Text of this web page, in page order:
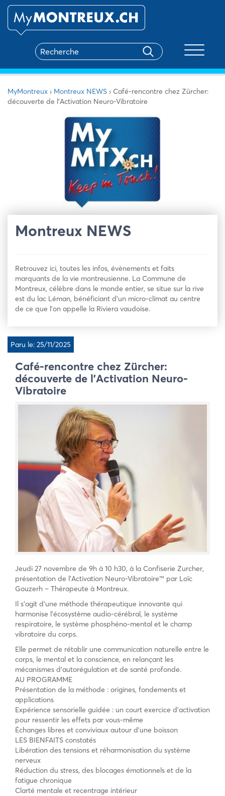
MyMontreux › Montreux NEWS › Café-rencontre chez Zürcher:
découverte de l’Activation Neuro-Vibratoire
Montreux NEWS
Retrouvez ici, toutes les infos, évènements et faits
marquants de la vie montreusienne. La Commune de
Montreux, célèbre dans le monde entier, se situe sur la rive
est du lac Léman, bénéficiant d’un micro-climat au centre
de ce que l’on appelle la Riviera vaudoise.
Paru le: 25/11/2025
Café-rencontre chez Zürcher:
découverte de l’Activation Neuro-
Vibratoire
Jeudi 27 novembre de 9h à 10 h30, à la Confiserie Zurcher,
présentation de l’Activation Neuro-Vibratoire™ par Loïc
Gouzerh – Thérapeute à Montreux.
Il s’agit d’une méthode thérapeutique innovante qui
harmonise l’écosystème audio-cérébral, le système
respiratoire, le système phosphéno-mental et le champ
vibratoire du corps.
Elle permet de rétablir une communication naturelle entre le
corps, le mental et la conscience, en relançant les
mécanismes d’autorégulation et de santé profonde.
AU PROGRAMME
Présentation de la méthode : origines, fondements et
applications
Expérience sensorielle guidée : un court exercice d’activation
pour ressentir les effets par vous-même
Échanges libres et conviviaux autour d’une boisson
LES BIENFAITS constatés
Libération des tensions et réharmonisation du système
nerveux
Réduction du stress, des blocages émotionnels et de la
fatigue chronique
Clarté mentale et recentrage intérieur